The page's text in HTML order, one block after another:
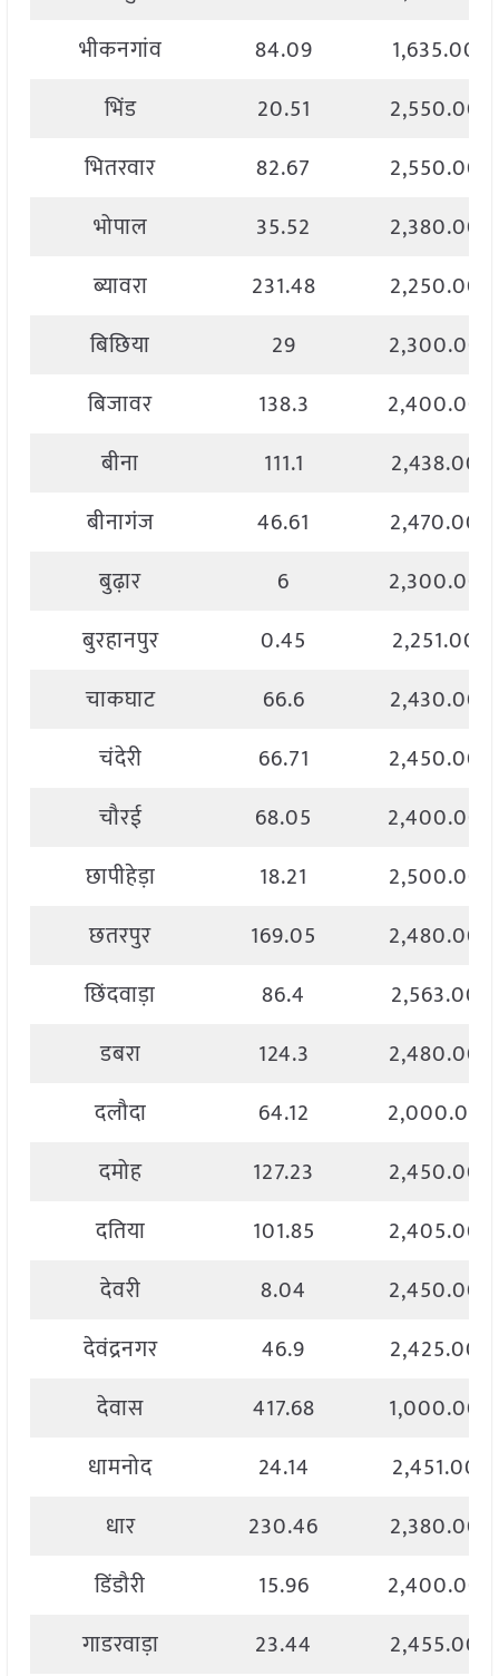
भीकनगांव
84.09
1,635.00
भिंड
20.51
2,550.00
भितरवार
82.67
2,550.00
भोपाल
35.52
2,380.00
ब्यावरा
231.48
2,250.00
बिछिया
29
2,300.00
बिजावर
138.3
2,400.00
बीना
111.1
2,438.00
बीनागंज
46.61
2,470.00
बुढ़ार
6
2,300.00
बुरहानपुर
0.45
2,251.00
चाकघाट
66.6
2,430.00
चंदेरी
66.71
2,450.00
चौरई
68.05
2,400.00
छापीहेड़ा
18.21
2,500.00
छतरपुर
169.05
2,480.00
छिंदवाड़ा
86.4
2,563.00
डबरा
124.3
2,480.00
दलौदा
64.12
2,000.00
दमोह
127.23
2,450.00
दतिया
101.85
2,405.00
देवरी
8.04
2,450.00
देवंद्रनगर
46.9
2,425.00
देवास
417.68
1,000.00
धामनोद
24.14
2,451.00
धार
230.46
2,380.00
डिंडौरी
15.96
2,400.00
गाडरवाड़ा
23.44
2,455.00